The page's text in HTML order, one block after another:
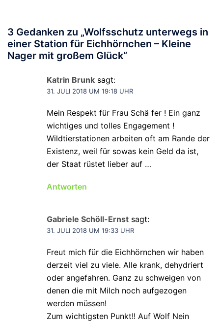
3 Gedanken zu „Wolfsschutz unterwegs in
einer Station für Eichhörnchen – Kleine
Nager mit großem Glück“
Katrin Brunk sagt:
31. JULI 2018 UM 19:18 UHR
Mein Respekt für Frau Schä fer ! Ein ganz
wichtiges und tolles Engagement !
Wildtierstationen arbeiten oft am Rande der
Existenz, weil für sowas kein Geld da ist,
der Staat rüstet lieber auf …
Antworten
Gabriele Schöll-Ernst sagt:
31. JULI 2018 UM 19:33 UHR
Freut mich für die Eichhörnchen wir haben
derzeit viel zu viele. Alle krank, dehydriert
oder angefahren. Ganz zu schweigen von
denen die mit Milch noch aufgezogen
werden müssen!
Zum wichtigsten Punkt!! Auf Wolf Nein